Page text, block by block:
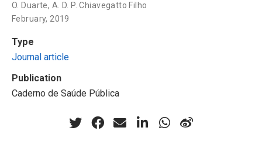
O. Duarte, A. D. P. Chiavegatto Filho
February, 2019
Type
Journal article
Publication
Caderno de Saúde Pública